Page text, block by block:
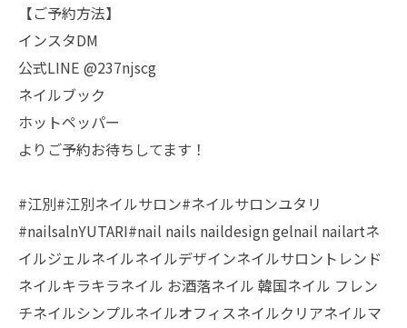
【ご予約方法】
インスタDM
公式LINE @237njscg
ネイルブック
ホットペッパー
よりご予約お待ちしてます！
#江別#江別ネイルサロン#ネイルサロンユタリ
#nailsalnYUTARI#nail nails naildesign gelnail nailartネ
イルジェルネイルネイルデザインネイルサロントレンド
ネイルキラキラネイル お酒落ネイル 韓国ネイル フレン
チネイルシンプルネイルオフィスネイルクリアネイルマ